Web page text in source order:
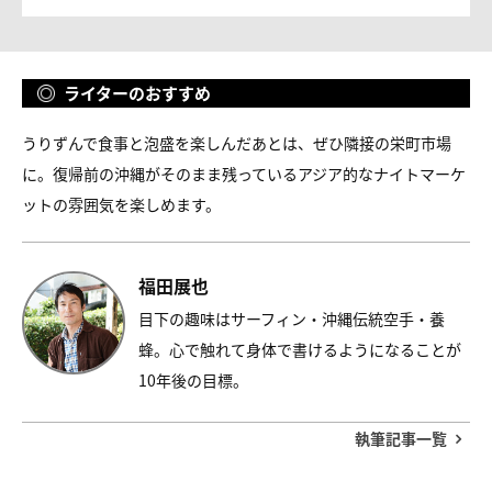
ライターのおすすめ
うりずんで食事と泡盛を楽しんだあとは、ぜひ隣接の栄町市場
に。復帰前の沖縄がそのまま残っているアジア的なナイトマーケ
ットの雰囲気を楽しめます。
福田展也
目下の趣味はサーフィン・沖縄伝統空手・養
蜂。心で触れて身体で書けるようになることが
10年後の目標。
執筆記事一覧